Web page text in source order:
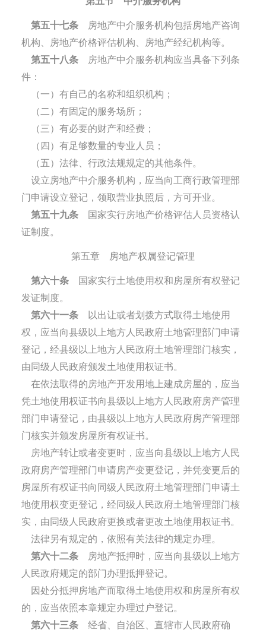
第五十七条房地产中介服务机构包括房地产咨询
机构、房地产价格评估机构、房地产经纪机构等。
第五十八条房地产中介服务机构应当具备下列条
件：
（一）有自己的名称和组织机构；
（二）有固定的服务场所；
（三）有必要的财产和经费；
（四）有足够数量的专业人员；
（五）法律、行政法规规定的其他条件。
设立房地产中介服务机构，应当向工商行政管理部
门申请设立登记，领取营业执照后，方可开业。
第五十九条国家实行房地产价格评估人员资格认
证制度。
第五章 房地产权属登记管理
第六十条国家实行土地使用权和房屋所有权登记
发证制度。
第六十一条以出让或者划拨方式取得土地使用
权，应当向县级以上地方人民政府土地管理部门申请
登记，经县级以上地方人民政府土地管理部门核实，
由同级人民政府颁发土地使用权证书。
在依法取得的房地产开发用地上建成房屋的，应当
凭土地使用权证书向县级以上地方人民政府房产管理
部门申请登记，由县级以上地方人民政府房产管理部
门核实并颁发房屋所有权证书。
房地产转让或者变更时，应当向县级以上地方人民
政府房产管理部门申请房产变更登记，并凭变更后的
房屋所有权证书向同级人民政府土地管理部门申请土
地使用权变更登记，经同级人民政府土地管理部门核
实，由同级人民政府更换或者更改土地使用权证书。
法律另有规定的，依照有关法律的规定办理。
第六十二条房地产抵押时，应当向县级以上地方
人民政府规定的部门办理抵押登记。
因处分抵押房地产而取得土地使用权和房屋所有权
的，应当依照本章规定办理过户登记。
第六十三条经省、自治区、直辖市人民政府确